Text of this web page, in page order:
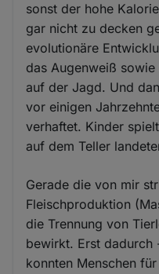
sonst der hohe
gar nicht zu decken
evolutionäre
das Augenweiß
auf der Jagd. Und
vor einigen
verhaftet. Kinder
auf dem Teller
Gerade die von mir
Fleischproduktion
die Trennung von
bewirkt. Erst dadurch
konnten Menschen